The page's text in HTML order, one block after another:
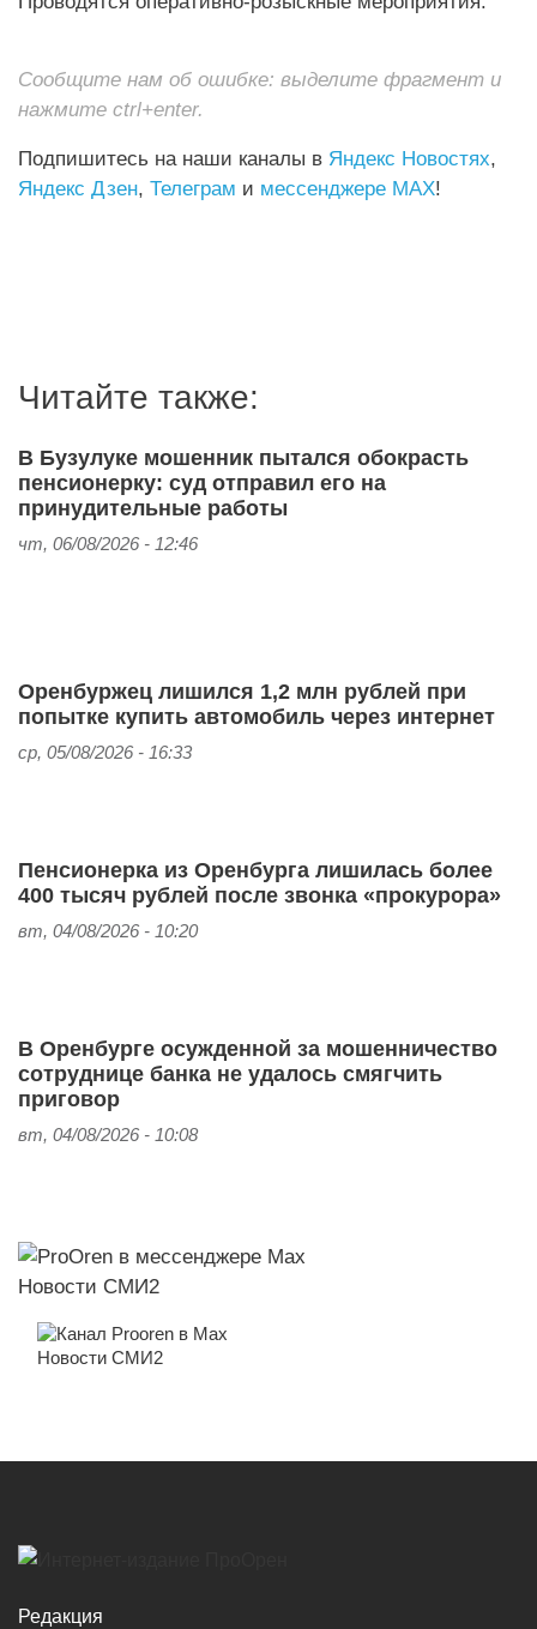
Сообщите нам об ошибке: выделите фрагмент и
нажмите ctrl+enter.
Подпишитесь на наши каналы в Яндекс Новостях,
Яндекс Дзен, Телеграм и мессенджере MAX!
Читайте также:
В Бузулуке мошенник пытался обокрасть
пенсионерку: суд отправил его на
принудительные работы
чт, 06/08/2026 - 12:46
Оренбуржец лишился 1,2 млн рублей при
попытке купить автомобиль через интернет
ср, 05/08/2026 - 16:33
Пенсионерка из Оренбурга лишилась более
400 тысяч рублей после звонка «прокурора»
вт, 04/08/2026 - 10:20
В Оренбурге осужденной за мошенничество
сотруднице банка не удалось смягчить
приговор
вт, 04/08/2026 - 10:08
Новости СМИ2
Новости СМИ2
Редакция